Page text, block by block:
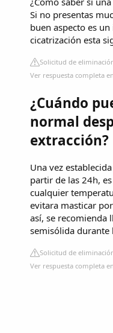
Si no presentas
buen aspecto es
cicatrización esta
Solicitud de
Ver respuesta completa
¿Cuándo
normal
extracción?
Una vez
partir de las 24h,
cualquier
evitara masticar
así, se recomienda
semisólida durante
Solicitud de
Ver respuesta completa